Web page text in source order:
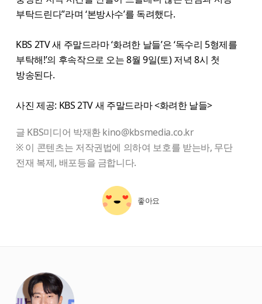
부탁드린다”라며 ‘본방사수’를 독려했다.
KBS 2TV 새 주말드라마 ‘화려한 날들’은 ‘독수리 5형제를
부탁해!’의 후속작으로 오는 8월 9일(토) 저녁 8시 첫
방송된다.
사진 제공: KBS 2TV 새 주말드라마 <화려한 날들>
글 KBS미디어 박재환 kino@kbsmedia.co.kr
※ 이 콘텐츠는 저작권법에 의하여 보호를 받는바, 무단
전재 복제, 배포등을 금합니다.
좋아요